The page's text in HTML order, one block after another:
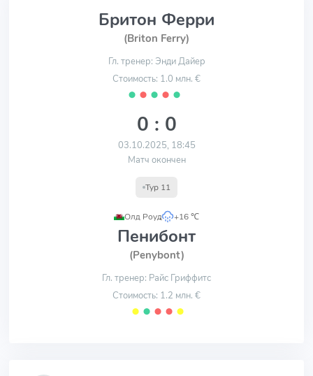
Бритон Ферри
(Briton Ferry)
Гл. тренер: Энди Дайер
Стоимость: 1.0 млн. €
⬤ ⬤ ⬤ ⬤ ⬤
0 : 0
03.10.2025, 18:45
Матч окончен
Тур 11
Олд Роуд
, +16 ℃
Пенибонт
(Penybont)
Гл. тренер: Райс Гриффитс
Стоимость: 1.2 млн. €
⬤ ⬤ ⬤ ⬤ ⬤